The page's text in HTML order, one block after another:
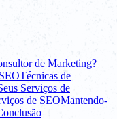
de Marketing?
Técnicas de
Serviços de
de SEOMantendo-